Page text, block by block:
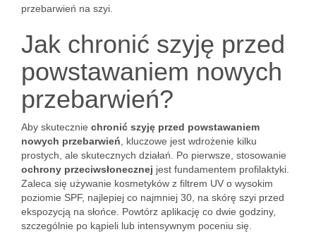
przebarwień na szyi.
Jak chronić szyję przed
powstawaniem nowych
przebarwień?
Aby skutecznie chronić szyję przed powstawaniem
nowych przebarwień , kluczowe jest wdrożenie kilku
prostych, ale skutecznych działań. Po pierwsze, stosowanie
ochrony przeciwsłonecznej jest fundamentem profilaktyki.
Zaleca się używanie kosmetyków z filtrem UV o wysokim
poziomie SPF, najlepiej co najmniej 30, na skórę szyi przed
ekspozycją na słońce. Powtórz aplikację co dwie godziny,
szczególnie po kąpieli lub intensywnym poceniu się.